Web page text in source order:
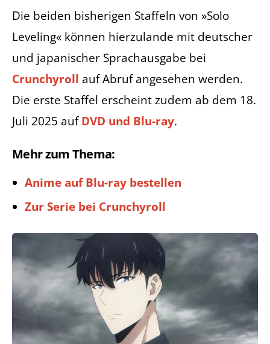
Die beiden bisherigen Staffeln von »Solo
Leveling« können hierzulande mit deutscher
und japanischer Sprachausgabe bei
Crunchyroll auf Abruf angesehen werden.
Die erste Staffel erscheint zudem ab dem 18.
Juli 2025 aufDVD und Blu-ray.
Mehr zum Thema:
Anime auf Blu-ray bestellen
Zur Serie bei Crunchyroll